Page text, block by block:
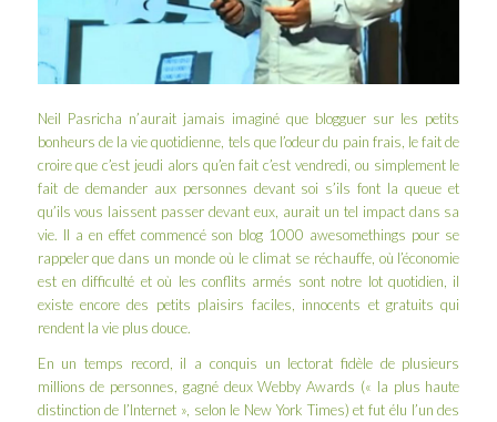
Neil Pasricha n’aurait jamais imaginé que blogguer sur les petits
bonheurs de la vie quotidienne, tels que l’odeur du pain frais, le fait de
croire que c’est jeudi alors qu’en fait c’est vendredi, ou simplement le
fait de demander aux personnes devant soi s’ils font la queue et
qu’ils vous laissent passer devant eux, aurait un tel impact dans sa
vie. Il a en effet commencé son blog 1000 awesomethings pour se
rappeler que dans un monde où le climat se réchauffe, où l’économie
est en difficulté et où les conflits armés sont notre lot quotidien, il
existe encore des petits plaisirs faciles, innocents et gratuits qui
rendent la vie plus douce.
En un temps record, il a conquis un lectorat fidèle de plusieurs
millions de personnes, gagné deux Webby Awards (« la plus haute
distinction de l’Internet », selon le New York Times) et fut élu l’un des